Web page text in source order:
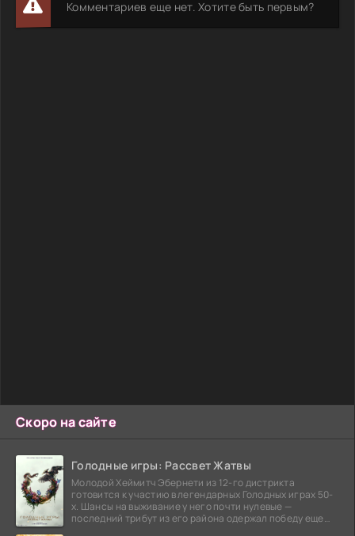
Скоро на сайте
Голодные игры: Рассвет Жатвы
Молодой Хеймитч Эбернети из 12-го дистрикта
готовится к участию в легендарных Голодных играх 50-
х. Шансы на выживание у него почти нулевые —
последний трибут из его района одержал победу еще
Комментариев еще нет. Хотите быть первым?